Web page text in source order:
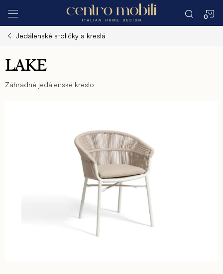
Jedálenské stoličky a kreslá
LAKE
Záhradné jedálenské kreslo